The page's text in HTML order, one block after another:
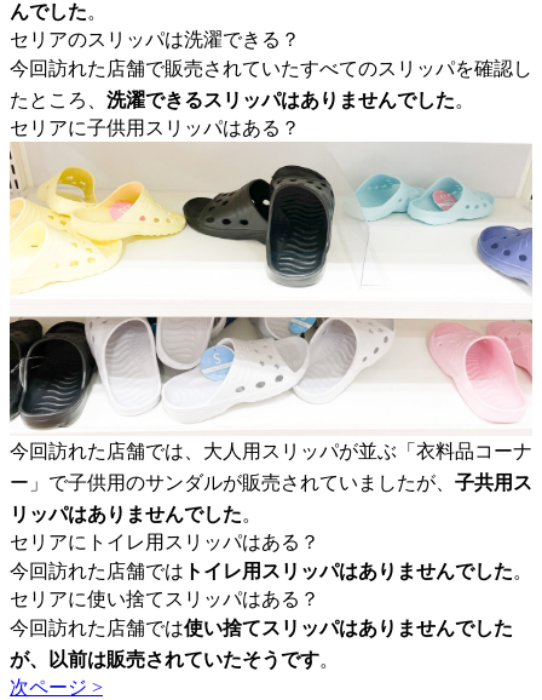
んでした。
セリアのスリッパは洗濯できる？
今回訪れた店舗で販売されていたすべてのスリッパを確認し
たところ、 洗濯できるスリッパはありませんでした。
セリアに子供用スリッパはある？
今回訪れた店舗では、大人用スリッパが並ぶ「衣料品コーナ
ー」で子供用のサンダルが販売されていましたが、 子共用ス
リッパはありませんでした。
セリアにトイレ用スリッパはある？
今回訪れた店舗では トイレ用スリッパはありませんでした。
セリアに使い捨てスリッパはある？
今回訪れた店舗では使い捨てスリッパはありませんでした
が、以前は販売されていたそうです。
次ページ >